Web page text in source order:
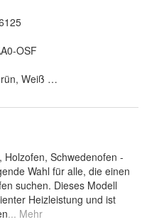
OSF
Schwedenofen -
Wahl für alle, die einen
suchen. Dieses Modell
Heizleistung und ist
... Mehr